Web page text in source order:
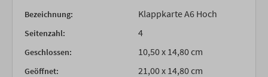
Bezeichnung: Klappkarte A6 Hoch
Seitenzahl: 4
Geschlossen: 10,50 x 14,80 cm
Geöffnet: 21,00 x 14,80 cm